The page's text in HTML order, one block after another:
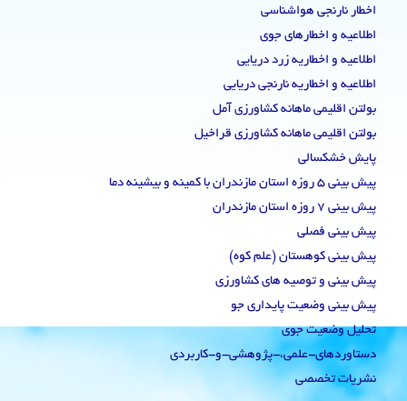
اخطار نارنجی هواشناسی
اطلاعیه و اخطارهای جوی
اطلاعیه و اخطاریه زرد دریایی
اطلاعیه و اخطاریه نارنجی دریایی
بولتن اقلیمی ماهانه کشاورزی آمل
بولتن اقلیمی ماهانه کشاورزی قراخیل
پایش خشکسالی
پیش بینی 5 روزه استان مازندران با کمینه و بیشینه دما
پیش بینی 7 روزه استان مازندران
پیش بینی فصلی
پیش بینی کوهستان (علم کوه)
پیش بینی و توصیه های کشاورزی
پیش بینی وضعیت پایداری جو
تحلیل وضعیت جوی
دستاوردهای-علمی،-پژوهشی-و-کاربردی
نشریات تخصصی